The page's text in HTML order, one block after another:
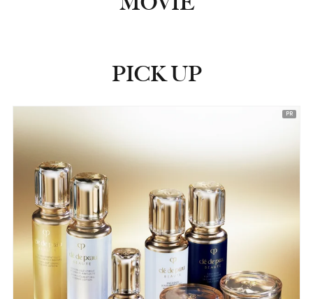
PICK UP